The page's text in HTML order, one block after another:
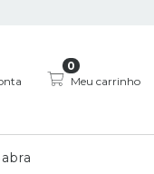
Meu carrinho
0